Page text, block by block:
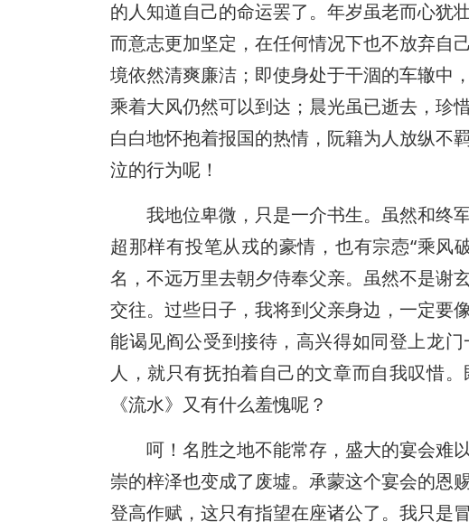
的人知道自己的命运罢了。年岁虽老而心犹
而意志更加坚定，在任何情况下也不放弃自
境依然清爽廉洁；即使身处于干涸的车辙中
乘着大风仍然可以到达；晨光虽已逝去，珍
白白地怀抱着报国的热情，阮籍为人放纵不
泣的行为呢！
我地位卑微，只是一介书生。虽然和终
超那样有投笔从戎的豪情，也有宗悫“乘风
名，不远万里去朝夕侍奉父亲。虽然不是谢
交往。过些日子，我将到父亲身边，一定要
能谒见阎公受到接待，高兴得如同登上龙
人，就只有抚拍着自己的文章而自我叹惜
《流水》又有什么羞愧呢？
呵！名胜之地不能常存，盛大的宴会难
崇的梓泽也变成了废墟。承蒙这个宴会的恩
登高作赋，这只有指望在座诸公了。我只是